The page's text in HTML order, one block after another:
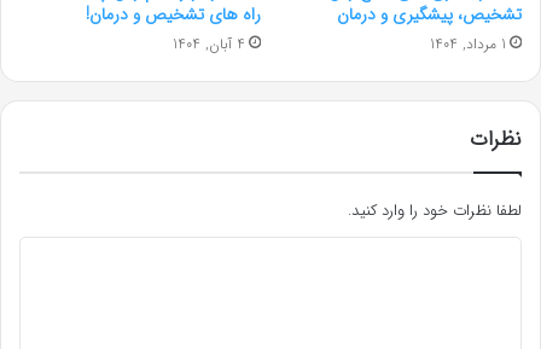
تشخیص، پیشگیری و درمان
1 مرداد, 1404
راه های تشخیص و درمان!
4 آبان, 1404
نظرات
لطفا نظرات خود را وارد کنید.